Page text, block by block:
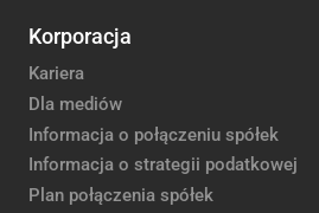
Korporacja
Kariera
Dla mediów
Informacja o połączeniu spółek
Informacja o strategii podatkowej
Plan połączenia spółek